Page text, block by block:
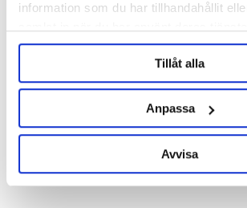
information som du har tillhandahållit
Tillåt alla
Anpassa
Avvisa
Brewferm
Test Jar 250
Product out of
69 kr